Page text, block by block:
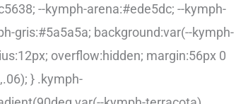
--kymph-arena:#ede5dc; --kymph-
gris:#5a5a5a; background:var(--kymph-
overflow:hidden; margin:56px 0
} .kymph-